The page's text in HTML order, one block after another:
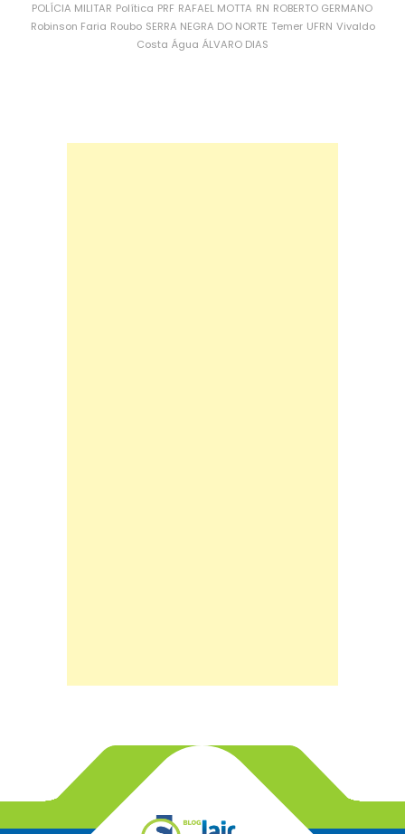
POLÍCIA MILITAR Política PRF RAFAEL MOTTA RN ROBERTO GERMANO
Robinson Faria Roubo SERRA NEGRA DO NORTE Temer UFRN Vivaldo
Costa Água ÁLVARO DIAS